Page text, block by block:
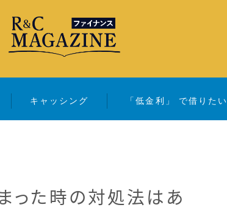
キャッシング 「低金利」 で借りたい
レイク・ プロミス
ングった時の対処法はあ